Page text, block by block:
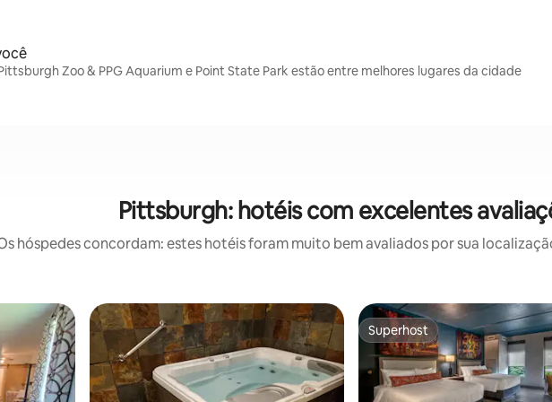
Zoo & PPG Aquarium e Point State Park estão entre melhores lugares da cidade
Pittsburgh: hotéis com excelentes
hóspedes concordam: estes hotéis foram muito bem avaliados por sua
Superhost
Superhost